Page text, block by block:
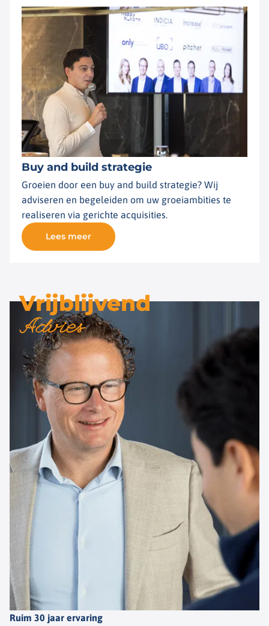
Buy and build strategie
Groeien door een buy and build strategie? Wij
adviseren en begeleiden om uw groeiambities te
realiseren via gerichte acquisities.
Lees meer
Vrijblijvend
Advies
Ruim 30 jaar ervaring